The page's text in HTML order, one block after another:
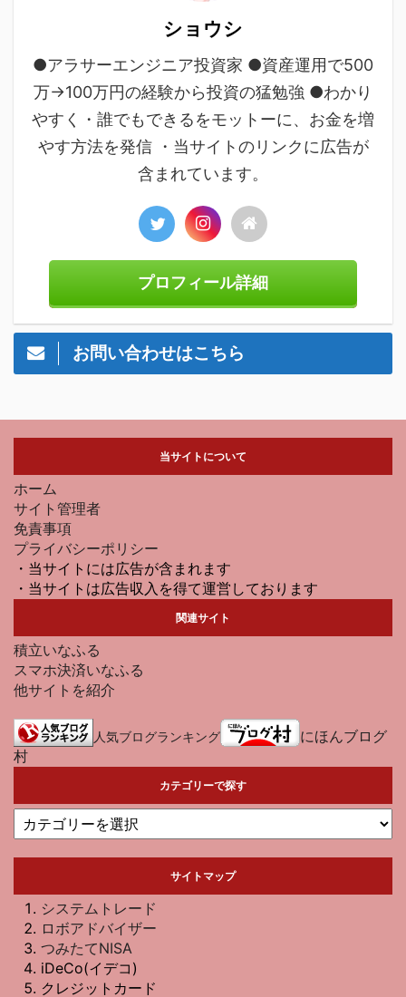
ショウシ
●アラサーエンジニア投資家 ●資産運用で500
万→100万円の経験から投資の猛勉強 ●わかり
やすく・誰でもできるをモットーに、お金を増
やす方法を発信 ・当サイトのリンクに広告が
含まれています。
プロフィール詳細
お問い合わせはこちら
当サイトについて
ホーム
サイト管理者
免責事項
プライバシーポリシー
・当サイトには広告が含まれます
・当サイトは広告収入を得て運営しております
関連サイト
積立いなふる
スマホ決済いなふる
他サイトを紹介
人気ブログランキング
にほんブログ
村
カテゴリーで探す
サイトマップ
システムトレード
ロボアドバイザー
つみたてNISA
iDeCo(イデコ)
クレジットカード